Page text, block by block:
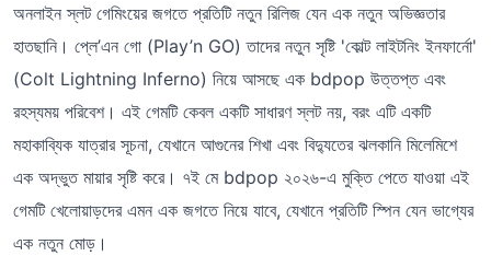
অনলাইন স্লট গেমিংয়ের জগতে প্রতিটি নতুন রিলিজ যেন এক নতুন অভিজ্ঞতার
হাতছানি। প্লে’এন গো (Play’n GO) তাদের নতুন সৃষ্টি 'কোল্ট লাইটনিং ইনফার্নো'
(Colt Lightning Inferno) নিয়ে আসছে এক bdpop উত্তপ্ত এবং
রহস্যময় পরিবেশ। এই গেমটি কেবল একটি সাধারণ স্লট নয়, বরং এটি একটি
মহাকাব্যিক যাত্রার সূচনা, যেখানে আগুনের শিখা এবং বিদ্যুতের ঝলকানি মিলেমিশে
এক অদ্ভুত মায়ার সৃষ্টি করে। ৭ই মে bdpop ২০২৬-এ মুক্তি পেতে যাওয়া এই
গেমটি খেলোয়াড়দের এমন এক জগতে নিয়ে যাবে, যেখানে প্রতিটি স্পিন যেন ভাগ্যের
এক নতুন মোড়।